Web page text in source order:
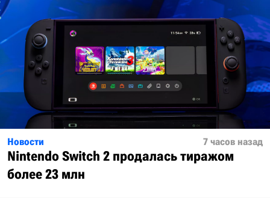
Новости 7 часов назад
Nintendo Switch 2 продалась тиражом
более 23 млн